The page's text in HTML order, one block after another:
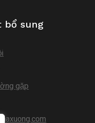
bổ sung
gặp